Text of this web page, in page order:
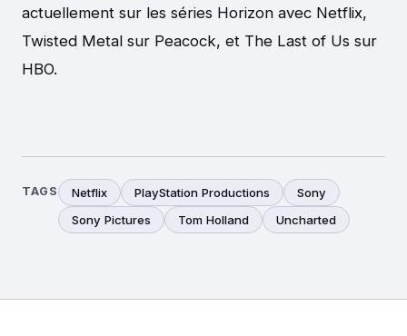
actuellement sur les séries Horizon avec Netflix,
Twisted Metal sur Peacock, et The Last of Us sur
HBO.
TAGS Netflix PlayStation Productions
Sony
Sony Pictures
Tom Holland Uncharted